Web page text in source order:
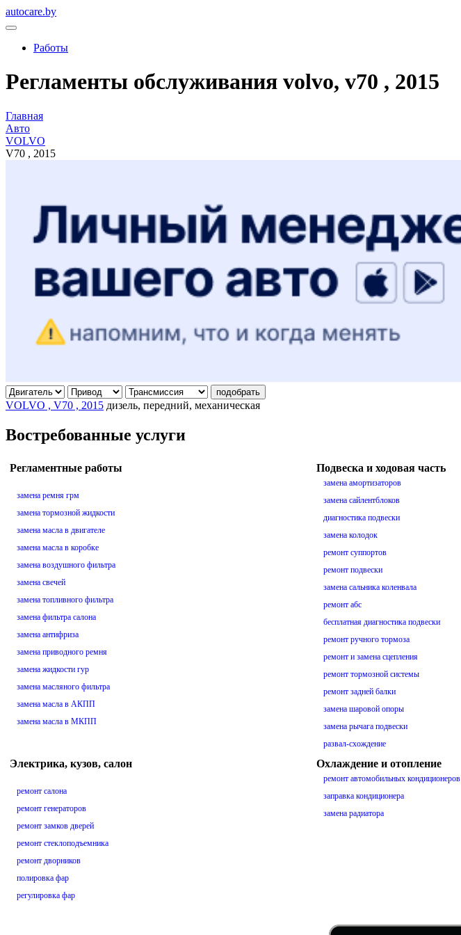
autocare.by
Работы
Регламенты обслуживания volvo, v70 , 2015
Главная
Авто
VOLVO
V70 , 2015
подобрать
VOLVO , V70 , 2015 дизель, передний, механическая
Востребованные услуги
Регламентные работы
замена ремня грм
замена тормозной жидкости
замена масла в двигателе
замена масла в коробке
замена воздушного фильтра
замена свечей
замена топливного фильтра
замена фильтра салона
замена антифриза
замена приводного ремня
замена жидкости гур
замена масляного фильтра
замена масла в АКПП
замена масла в МКПП
Подвеска и ходовая часть
замена амортизаторов
замена сайлентблоков
диагностика подвески
замена колодок
ремонт суппортов
ремонт подвески
замена сальника коленвала
ремонт абс
бесплатная диагностика подвески
ремонт ручного тормоза
ремонт и замена сцепления
ремонт тормозной системы
ремонт задней балки
замена шаровой опоры
замена рычага подвески
развал-схождение
Электрика, кузов, салон
ремонт салона
ремонт генераторов
ремонт замков дверей
ремонт стеклоподъемника
ремонт дворников
полировка фар
регулировка фар
Охлаждение и отопление
ремонт автомобильных кондиционеров
заправка кондиционера
замена радиатора